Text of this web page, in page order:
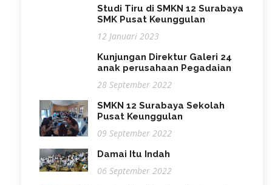
Studi Tiru di SMKN 12 Surabaya
SMK Pusat Keunggulan
12 Januari 2023
Kunjungan Direktur Galeri 24
anak perusahaan Pegadaian
28 September 2022
SMKN 12 Surabaya Sekolah
Pusat Keunggulan
09 September 2022
Damai Itu Indah
06 September 2022